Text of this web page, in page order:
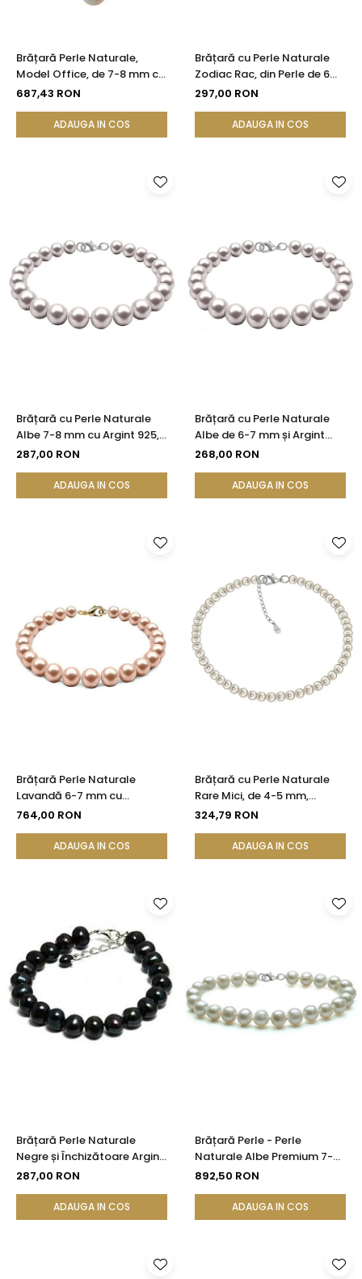
Brățară Perle Naturale,
Model Office, de 7-8 mm cu
Aur 14K
687,43 RON
ADAUGA IN COS
Brățară cu Perle Naturale
Zodiac Rac, din Perle de 6
mm cu Argint 925
297,00 RON
ADAUGA IN COS
Brățară cu Perle Naturale
Albe 7-8 mm cu Argint 925,
Reglabilă
287,00 RON
ADAUGA IN COS
Brățară cu Perle Naturale
Albe de 6-7 mm și Argint
925 | KASKADDA®
268,00 RON
ADAUGA IN COS
Brățară Perle Naturale
Lavandă 6-7 mm cu
Închizătoare Aur Galben 14K
764,00 RON
ADAUGA IN COS
Brățară cu Perle Naturale
Rare Mici, de 4-5 mm,
Calitate AA+ si Argint 925 |
324,79 RON
ADAUGA IN COS
Brățară Perle Naturale
Negre și Închizătoare Argint
925
287,00 RON
ADAUGA IN COS
Brățară Perle - Perle
Naturale Albe Premium 7-8
mm și Închizătoare din
892,50 RON
ADAUGA IN COS